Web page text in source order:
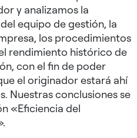
y analizamos la
equipo de gestión, la
los procedimientos
rendimiento histórico de
con el fin de poder
el originador estará ahí
Nuestras conclusiones se
«Eficiencia del